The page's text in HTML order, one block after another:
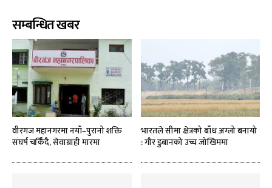
सम्बन्धित खबर
वीरगज महानगरमा नयाँ–पुरानो शक्ति
संघर्ष चर्किँदै, सेवाग्राही मारमा
भारतले सीमा क्षेत्रको बाँध अग्लो बनायो
: गौर डुबानको उच्च जोखिममा